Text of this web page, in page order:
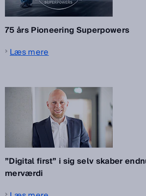
75 års Pioneering Superpowers
Læs mere
”Digital first” i sig selv skaber
merværdi